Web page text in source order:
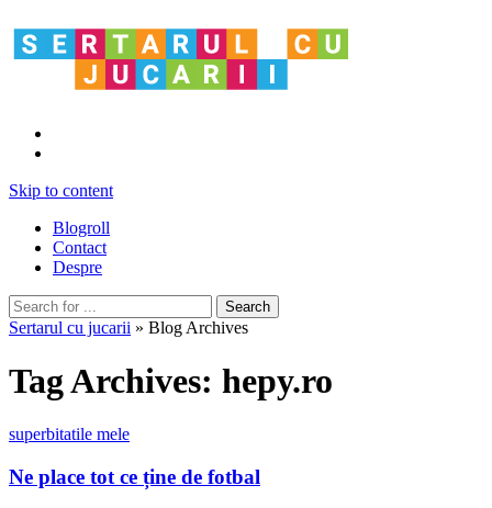
Skip to content
Blogroll
Contact
Despre
Sertarul cu jucarii » Blog Archives
Tag Archives: hepy.ro
superbitatile mele
Ne place tot ce ține de fotbal